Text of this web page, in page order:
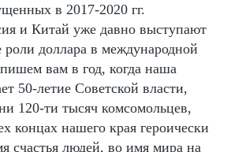
в 2017-2020 гг.
и Китай уже давно выступают
роли доллара в международной
вам в год, когда наша
50-летие Советской власти,
120-ти тысяч комсомольцев,
концах нашего края героически
счастья людей, во имя мира на